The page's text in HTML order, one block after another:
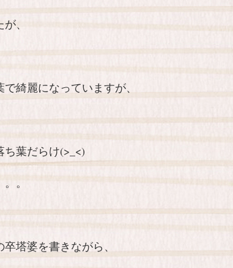
、
綺麗になっていますが、
葉だらけ(>_<)
。
塔婆を書きながら、